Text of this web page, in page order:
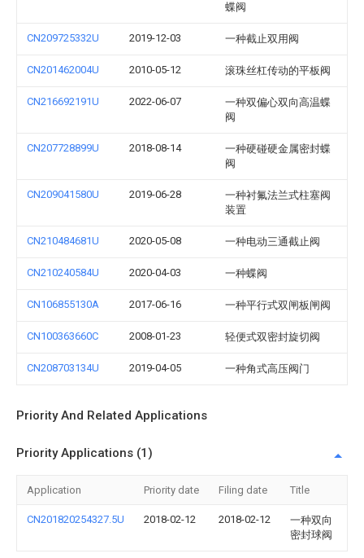
蝶阀
CN209725332U 2019-12-03 一种截止双用阀
CN201462004U 2010-05-12 滚珠丝杠传动的平板阀
CN216692191U 2022-06-07
一种双偏心双向高温蝶
阀
CN207728899U 2018-08-14
一种硬碰硬金属密封蝶
阀
CN209041580U 2019-06-28
一种衬氟法兰式柱塞阀
装置
CN210484681U 2020-05-08 一种电动三通截止阀
CN210240584U 2020-04-03 一种蝶阀
CN106855130A 2017-06-16 一种平行式双闸板闸阀
CN100363660C 2008-01-23 轻便式双密封旋切阀
CN208703134U 2019-04-05 一种角式高压阀门
Priority And Related Applications
Priority Applications (1)
Application Priority date Filing date Title
CN201820254327.5U 2018-02-12 2018-02-12
一种双向
密封球阀